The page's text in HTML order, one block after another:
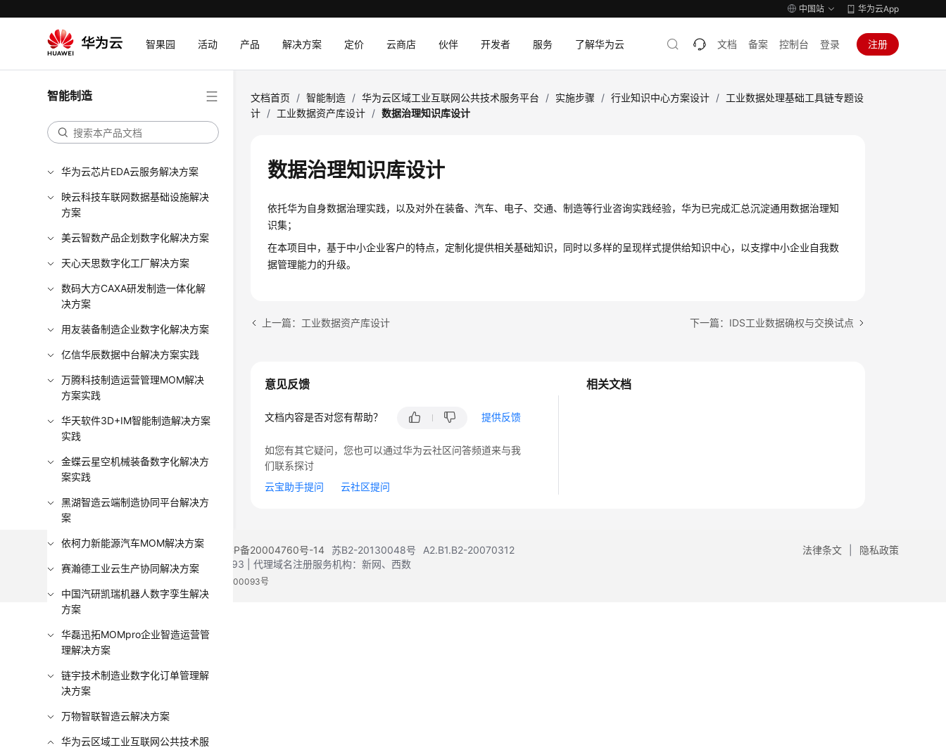
中国站 华为云App
智果园 活动 产品 解决方案 定价 云商店 伙伴 开发者 服务 了解华为云 文档 备案 控制台 登录 注册
智能制造
华为云芯片EDA云服务解决方案
映云科技车联网数据基础设施解决
方案
美云智数产品企划数字化解决方案
天心天思数字化工厂解决方案
数码大方CAXA研发制造一体化解
决方案
用友装备制造企业数字化解决方案
亿信华辰数据中台解决方案实践
万腾科技制造运营管理MOM解决
方案实践
华天软件3D+IM智能制造解决方案
实践
金蝶云星空机械装备数字化解决方
案实践
黑湖智造云端制造协同平台解决方
案
依柯力新能源汽车MOM解决方案
赛瀚德工业云生产协同解决方案
中国汽研凯瑞机器人数字孪生解决
方案
华磊迅拓MOMpro企业智造运营管
理解决方案
链宇技术制造业数字化订单管理解
决方案
万物智联智造云解决方案
华为云区域工业互联网公共技术服
文档首页 / 智能制造 / 华为云区域工业互联网公共技术服务平台 / 实施步骤 / 行业知识中心方案设计 / 工业数据处理基础工具链专题设
计 / 工业数据资产库设计 / 数据治理知识库设计
数据治理知识库设计
依托华为自身数据治理实践，以及对外在装备、汽车、电子、交通、制造等行业咨询实践经验，华为已完成汇总沉淀通用数据治理知
识集；
在本项目中，基于中小企业客户的特点，定制化提供相关基础知识，同时以多样的呈现样式提供给知识中心，以支撑中小企业自我数
据管理能力的升级。
上一篇：工业数据资产库设计 下一篇：IDS工业数据确权与交换试点
相关文档
意见反馈
文档内容是否对您有帮助？ 提供反馈
如您有其它疑问，您也可以通过华为云社区问答频道来与我
们联系探讨
云宝助手提问
云社区提问
法律条文 隐私政策
©2026 Huaweicloud.com 版权所有 黔ICP备20004760号-14 苏B2-20130048号
A2.B1.B2-20070312
增值电信业务经营许可证：B1.B2-20200593 | 代理域名注册服务机构：新网、西数
贵公网安备 52990002000093号